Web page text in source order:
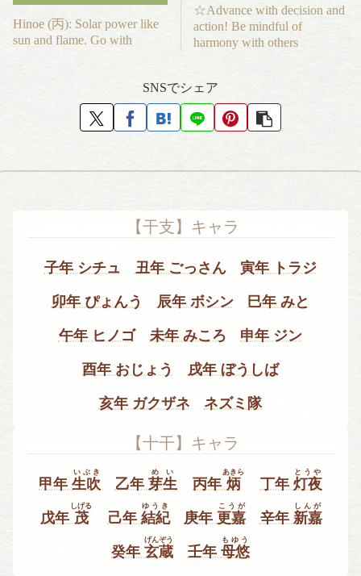
Hinoe (丙): Solar power like
sun and flame. Go with
☆Advance with decision and
action! Be mindful of
harmony with others
SNSでシェア
【干支】キャラ
子年 シチュ 丑年 ごっさん 寅年 トラジ
卯年 ぴょんう 辰年 ボシン 巳年 みと
午年 ヒノゴ 未年 みころ 申年 ジン
酉年 おじょう 戌年 ぼうしば
亥年 ガクザネ ネズミ隊
【十干】キャラ
甲年生吹
いぶき
乙年 芽生
めい
丙年 炳
あきら
丁年 灯夜
とうや
戊年 茂
しげる
己年 結紀
ゆうき
庚年 更嘉
こうが
辛年 新嘉
しんが
癸年玄蔵
げんぞう
壬年 母悠
もゆう